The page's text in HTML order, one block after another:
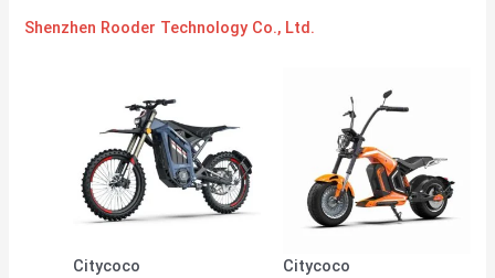
Shenzhen Rooder Technology Co., Ltd.
Citycoco Citycoco